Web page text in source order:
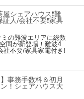
屋シェアハウス❗️難
証人/会社不要❗️家具
の難波エリアに総数
間が新登場！難波4
社不要/家具家電付き!
事務手数料＆初月
！シェアハウス大